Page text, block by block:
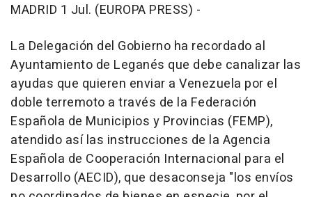
MADRID 1 Jul. (EUROPA PRESS) -
La Delegación del Gobierno ha recordado al
Ayuntamiento de Leganés que debe canalizar las
ayudas que quieren enviar a Venezuela por el
doble terremoto a través de la Federación
Española de Municipios y Provincias (FEMP),
atendido así las instrucciones de la Agencia
Española de Cooperación Internacional para el
Desarrollo (AECID), que desaconseja "los envíos